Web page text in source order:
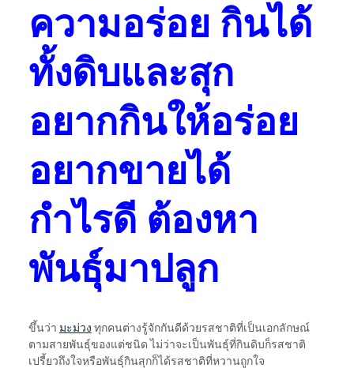
ความอร่อย กินได้
ทั้งดิบและสุก
อยากกินให้อร่อย
อยากขายได้
กำไรดี ต้องหา
พันธุ์มาปลูก
ขึ้นว่า มะม่วง ทุกคนต่างรู้จักกันดีด้วยรสชาติที่เป็นเอกลักษณ์
ตามสายพันธุ์ของแต่ชนิด ไม่ว่าจะเป็นพันธุ์ที่กินดิบก็รสชาติ
เปรี้ยวถึงใจหรือพันธุ์กินสุกก็ได้รสชาติที่หวานถูกใจ